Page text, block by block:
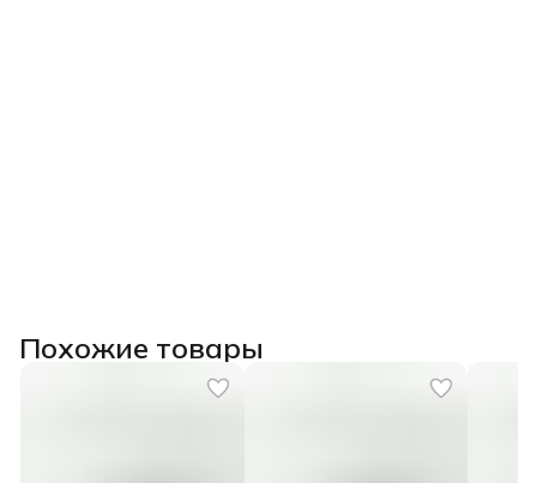
Похожие товары